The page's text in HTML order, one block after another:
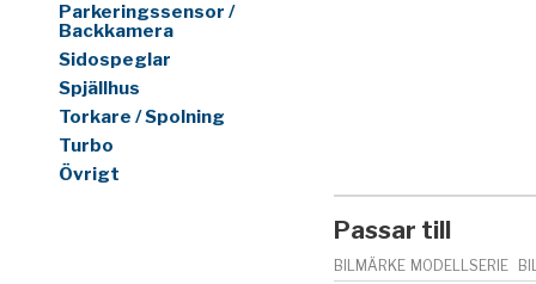
Parkeringssensor /
Backkamera
Sidospeglar
Spjällhus
Torkare / Spolning
Turbo
Övrigt
Passar till
BILMÄRKE MODELLSERIE